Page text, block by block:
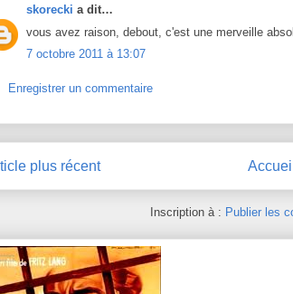
skorecki a dit…
vous avez raison, debout, c'est une merveille
7 octobre 2011 à 13:07
Enregistrer un commentaire
plus récent Accueil
Inscription à : Publier les